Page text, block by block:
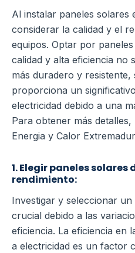
Al instalar paneles solares
considerar la calidad y el
equipos. Optar por
calidad y alta eficiencia no
más duradero y resistente,
proporciona un
electricidad debido a una
Para obtener más
Energia y Calor
1. Elegir paneles
rendimiento:
Investigar y seleccionar
crucial debido a las
eficiencia. La eficiencia en
a electricidad es un factor